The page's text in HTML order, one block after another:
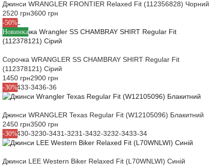
Джинси WRANGLER FRONTIER Relaxed Fit (112356828) Чорний
2520 грн3600 грн
-50%
Новинка
MLXL
Сорочка WRANGLER SS CHAMBRAY SHIRT Regular Fit
(112378121) Сірий
1450 грн2900 грн
-30%
30-3433-3436-36
Джинси WRANGLER Texas Regular Fit (W12105096) Блакитний
2450 грн3500 грн
-30%
29-3430-3230-3431-3231-3432-3232-3433-34
Джинси LEE Western Biker Relaxed Fit (L70WNLWI) Синій